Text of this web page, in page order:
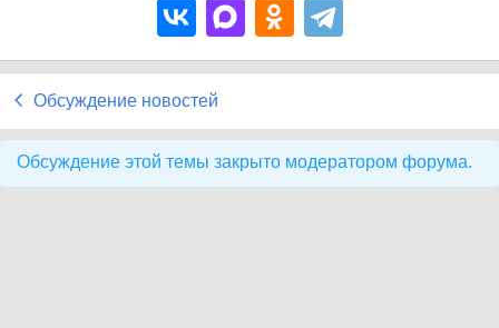
Обсуждение новостей
Обсуждение этой темы закрыто модератором форума.